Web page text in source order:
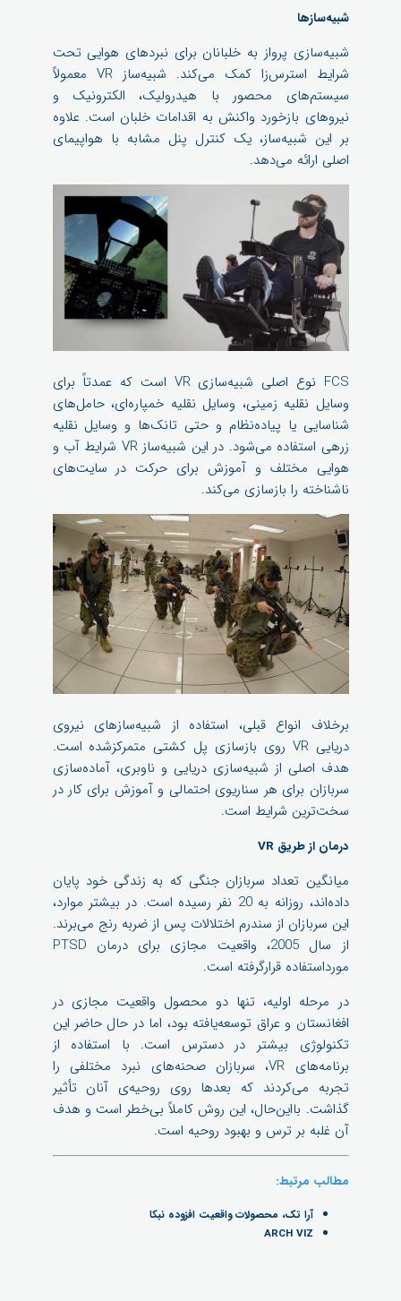
شبیه‌سازها
شبیه‌سازی پرواز به خلبانان برای نبردهای هوایی تحت
شرایط استرس‌زا کمک می‌کند. شبیه‌ساز VR معمولاً
سیستم‌های محصور با هیدرولیک، الکترونیک و
نیروهای بازخورد واکنش به اقدامات خلبان است. علاوه
بر این شبیه‌ساز، یک کنترل پنل مشابه با هواپیمای
اصلی ارائه می‌دهد.
FCS نوع اصلی شبیه‌سازی VR است که عمدتاً برای
وسایل نقلیه زمینی، وسایل نقلیه خمپاره‌ای، حامل‌های
شناسایی یا پیاده‌نظام و حتی تانک‌ها و وسایل نقلیه
زرهی استفاده می‌شود. در این شبیه‌ساز VR شرایط آب و
هوایی مختلف و آموزش برای حرکت در سایت‌های
ناشناخته را بازسازی می‌کند.
برخلاف انواع قبلی، استفاده از شبیه‌سازهای نیروی
دریایی VR روی بازسازی پل کشتی متمرکزشده است.
هدف اصلی از شبیه‌سازی دریایی و ناوبری، آماده‌سازی
سربازان برای هر سناریوی احتمالی و آموزش برای کار در
سخت‌ترین شرایط است.
درمان از طریق VR
میانگین تعداد سربازان جنگی که به زندگی خود پایان
داده‌اند، روزانه به 20 نفر رسیده است. در بیشتر موارد،
این سربازان از سندرم اختلالات پس از ضربه رنج می‌برند.
از سال 2005، واقعیت مجازی برای درمان PTSD
مورداستفاده قرارگرفته است.
در مرحله اولیه، تنها دو محصول واقعیت مجازی در
افغانستان و عراق توسعه‌یافته بود، اما در حال حاضر این
تکنولوژی بیشتر در دسترس است. با استفاده از
برنامه‌های VR، سربازان صحنه‌های نبرد مختلفی را
تجربه می‌کردند که بعدها روی روحیه‌ی آنان تأثیر
گذاشت. بااین‌حال، این روش کاملاً بی‌خطر است و هدف
آن غلبه بر ترس و بهبود روحیه است.
مطالب مرتبط:
آرا تک، محصولات واقعیت افزوده نبکا
ARCH VIZ